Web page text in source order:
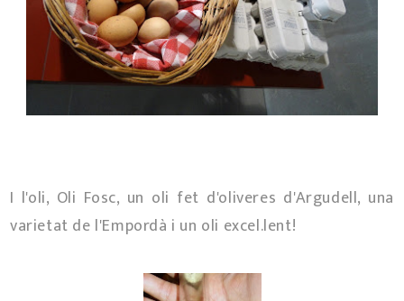
I l'oli, Oli Fosc, un oli fet d'oliveres d'Argudell, una
varietat de l'Empordà i un oli excel.lent!